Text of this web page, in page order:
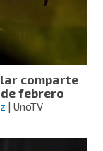
comparte
febrero
| UnoTV